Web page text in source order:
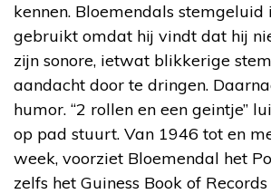
kennen. Bloemendals
gebruikt omdat hij vindt dat hij
zijn sonore, ietwat blikkerige
aandacht door te dringen.
humor. “2 rollen en een geintje”
op pad stuurt. Van 1946 tot en
week, voorziet Bloemendal het
zelfs het Guiness Book of